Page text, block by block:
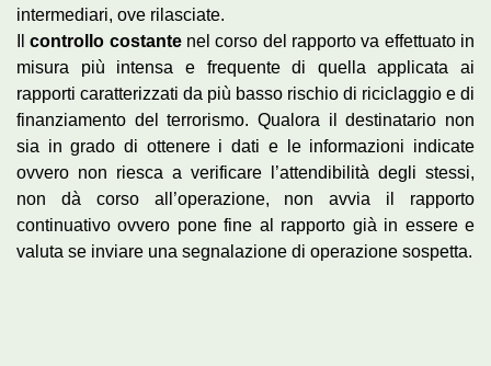
intermediari, ove rilasciate.
Ilcontrollo costantenel corso del rapporto va effettuato in
misura più intensa e frequente di quella applicata ai
rapporti caratterizzati da più basso rischio di riciclaggio e di
finanziamento del terrorismo. Qualora il destinatario non
sia in grado di ottenere i dati e le informazioni indicate
ovvero non riesca a verificare l’attendibilità degli stessi,
non dà corso all’operazione, non avvia il rapporto
continuativo ovvero pone fine al rapporto già in essere e
valuta se inviare una segnalazione di operazione sospetta.